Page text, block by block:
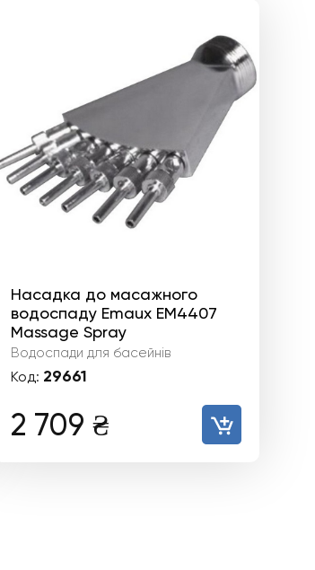
Насадка до масажного
водоспаду Emaux EM4407
Massage Spray
Водоспади для басейнів
Код: 29661
2 709 ₴